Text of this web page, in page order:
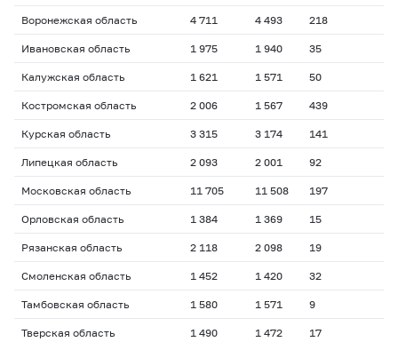
Воронежская область 4 711 4 493 218
Ивановская область 1 975 1 940 35
Калужская область 1 621 1 571 50
Костромская область 2 006 1 567 439
Курская область 3 315 3 174 141
Липецкая область 2 093 2 001 92
Московская область 11 705 11 508 197
Орловская область 1 384 1 369 15
Рязанская область 2 118 2 098 19
Смоленская область 1 452 1 420 32
Тамбовская область 1 580 1 571 9
Тверская область 1 490 1 472 17